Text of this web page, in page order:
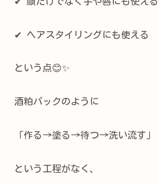
✔ ヘアスタイリングにも使える
という点😊✨
酒粕パックのように
「作る→塗る→待つ→洗い流す」
という工程がなく、